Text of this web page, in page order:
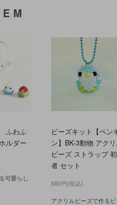
ふわふ
ルダー
可愛らし
ビーズキット【ペン
ン】BK-3動物 アク
ビーズ ストラップ
者 セット
880円(税込)
アクリルビーズで作るビ